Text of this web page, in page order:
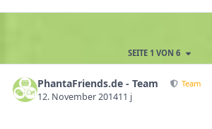
SEITE 1 VON 6
PhantaFriends.de - Team Team
12. November 201411 j